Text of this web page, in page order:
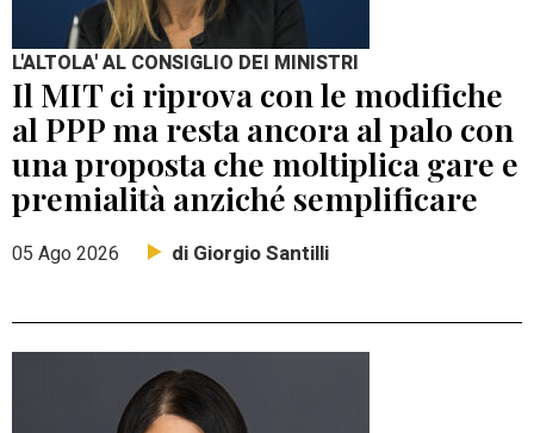
L'ALTOLA' AL CONSIGLIO DEI MINISTRI
Il MIT ci riprova con le modifiche
al PPP ma resta ancora al palo con
una proposta che moltiplica gare e
premialità anziché semplificare
05 Ago 2026 di Giorgio Santilli